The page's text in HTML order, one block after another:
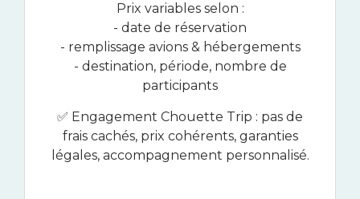
Prix variables selon :
- date de réservation
- remplissage avions & hébergements
- destination, période, nombre de
participants
✅ Engagement Chouette Trip : pas de
frais cachés, prix cohérents, garanties
légales, accompagnement personnalisé.